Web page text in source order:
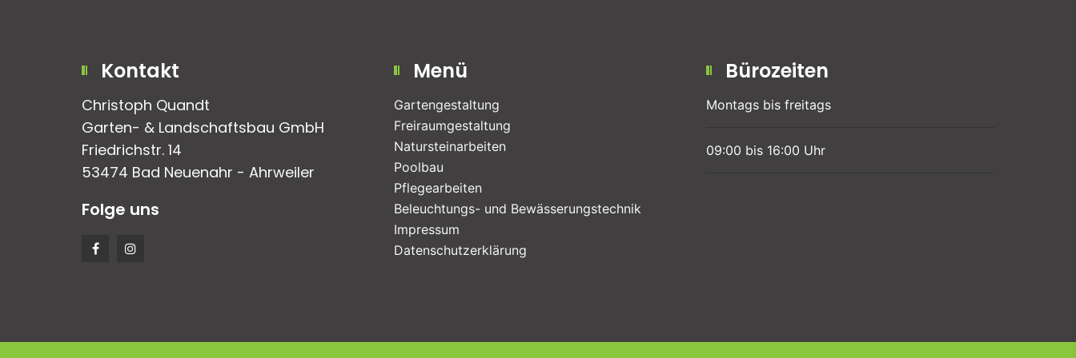
Kontakt
Christoph Quandt
Garten- & Landschaftsbau GmbH
Friedrichstr. 14
53474 Bad Neuenahr - Ahrweiler
Folge uns
Menü
Gartengestaltung
Freiraum­gestaltung
Natursteinarbeiten
Poolbau
Pflegearbeiten
Beleuchtungs- und Bewässerungstechnik
Impressum
Datenschutzerklärung
Bürozeiten
Montags bis freitags
09:00 bis 16:00 Uhr